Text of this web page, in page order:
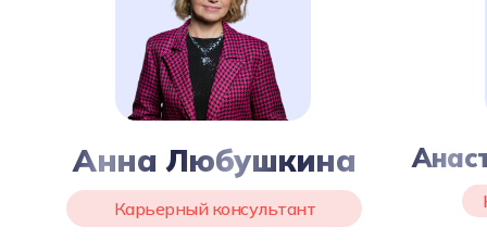
Карьерный консультант
Анна Любушкина